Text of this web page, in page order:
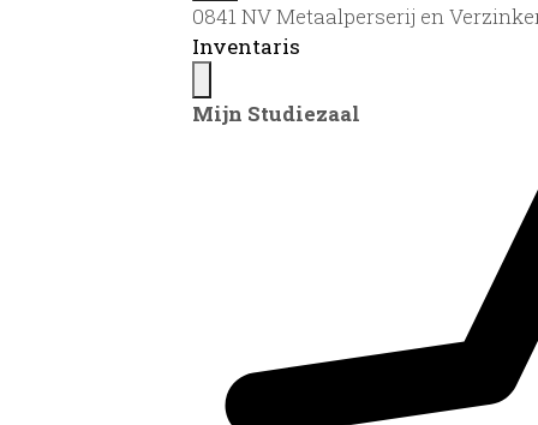
0841 NV Metaalperserij en
Inventaris
Mijn Studiezaal